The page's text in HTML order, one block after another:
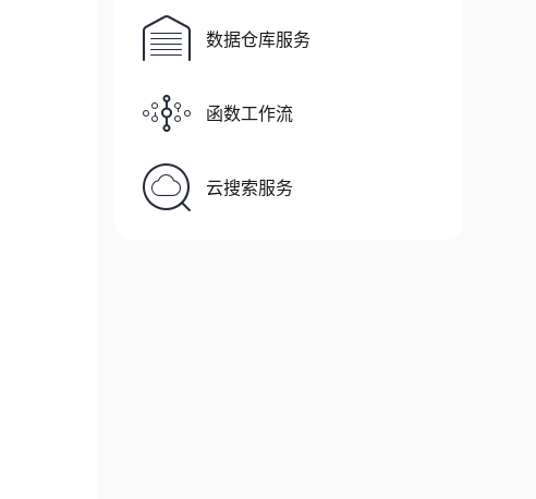
数据仓库服务
函数工作流
云搜索服务